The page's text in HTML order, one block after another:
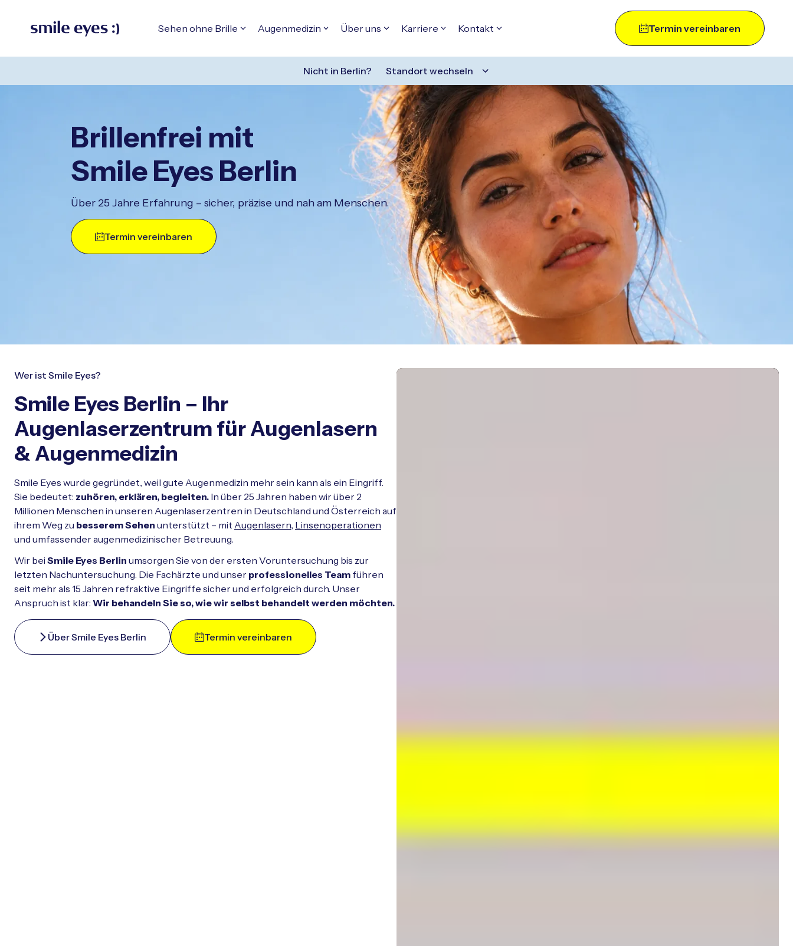
Header springen
springen
Fußzeile springenspringen
Nicht in Berlin? Standort wechseln
Sehen ohne Brille Augenmedizin Über uns Karriere Kontakt Termin vereinbaren
Brillenfrei mit
Smile Eyes Berlin
Über 25 Jahre Erfahrung – sicher, präzise und nah am Menschen.
Termin vereinbaren
Wer ist Smile Eyes?
Smile Eyes Berlin – Ihr
Augenlaserzentrum für Augenlasern
& Augenmedizin
Smile Eyes wurde gegründet, weil gute Augenmedizin mehr sein kann als ein Eingriff.
Sie bedeutet: zuhören, erklären, begleiten. In über 25 Jahren haben wir über 2
Millionen Menschen in unseren Augenlaserzentren in Deutschland und Österreich auf
ihrem Weg zu besserem Sehen unterstützt – mit Augenlasern, Linsenoperationen
und umfassender augenmedizinischer Betreuung.
Wir bei Smile Eyes Berlin umsorgen Sie von der ersten Voruntersuchung bis zur
letzten Nachuntersuchung. Die Fachärzte und unser professionelles Team führen
seit mehr als 15 Jahren refraktive Eingriffe sicher und erfolgreich durch. Unser
Anspruch ist klar: Wir behandeln Sie so, wie wir selbst behandelt werden möchten.
Über Smile Eyes Berlin Termin vereinbaren